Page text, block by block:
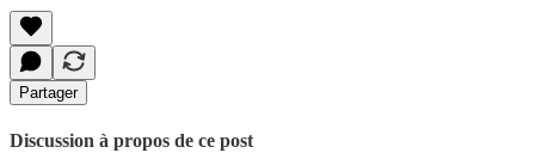
Partager
Discussion à propos de ce post